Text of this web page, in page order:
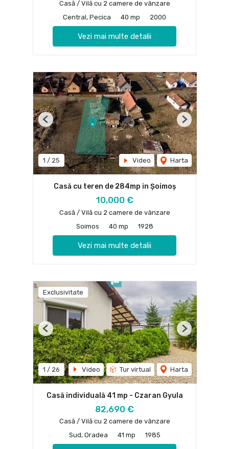
Casă / Vilă cu 2 camere de vânzare
Central, Pecica
40 mp 2000
Vezi mai multe detalii
1 / 25 Video Harta
Previous Next
Casă cu teren de 284mp in Șoimoș
10,000 €
Casă / Vilă cu 2 camere de vânzare
Soimos
40 mp 1928
Vezi mai multe detalii
Exclusivitate
1 / 26 Video Tur virtual Harta
Previous Next
Casă individuală 41 mp - Czaran Gyula
82,690 €
Casă / Vilă cu 2 camere de vânzare
Sud, Oradea
41 mp 1985